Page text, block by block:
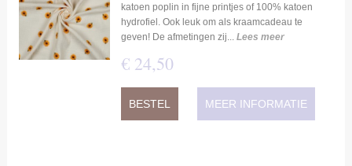
katoen poplin in fijne printjes of 100% katoen
hydrofiel. Ook leuk om als kraamcadeau te
geven! De afmetingen zij... Lees meer
€ 24,50
BESTEL MEER INFORMATIE